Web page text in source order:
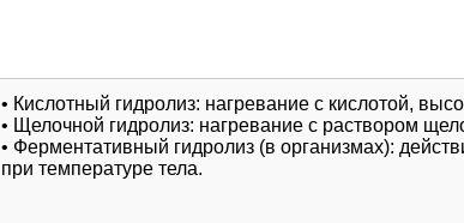
• Кислотный гидролиз: нагревание с кислотой,
• Щелочной гидролиз: нагревание с раствором
• Ферментативный гидролиз (в организмах):
при температуре тела.